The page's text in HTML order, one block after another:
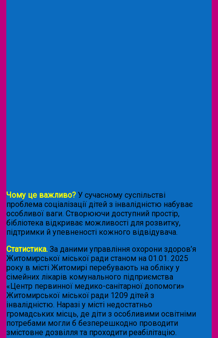
Чому це важливо? У сучасному суспільстві
проблема соціалізації дітей з інвалідністю набуває
особливої ваги. Створюючи доступний простір,
бібліотека відкриває можливості для розвитку,
підтримки й упевненості кожного відвідувача.
Статистика. За даними управління охорони здоров’я
Житомирської міської ради станом на 01.01. 2025
року в місті Житомирі перебувають на обліку у
сімейних лікарів комунального підприємства
«Центр первинної медико-санітарної допомоги»
Житомирської міської ради 1209 дітей з
інвалідністю. Наразі у місті недостатньо
громадських місць, де діти з особливими освітніми
потребами могли б безперешкодно проводити
змістовне дозвілля та проходити реабілітацію.